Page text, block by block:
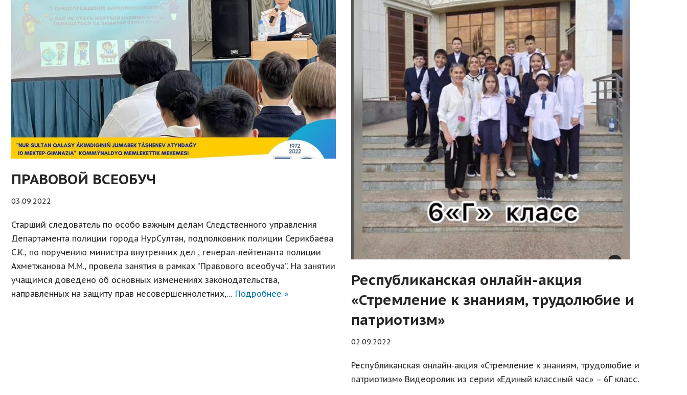
ПРАВОВОЙ ВСЕОБУЧ
03.09.2022
Старший следователь по особо важным делам Следственного управления
Департамента полиции города НурСултан, подполковник полиции Серикбаева
С.К., по поручению министра внутренних дел , генерал-лейтенанта полиции
Ахметжанова М.М., провела занятия в рамках “Правового всеобуча”. На занятии
учащимся доведено об основных изменениях законодательства,
направленных на защиту прав несовершеннолетних,… Подробнее »
Республиканская онлайн-акция
«Стремление к знаниям, трудолюбие и
патриотизм»
02.09.2022
Республиканская онлайн-акция «Стремление к знаниям, трудолюбие и
патриотизм» Видеоролик из серии «Единый классный час» – 6Г класс.